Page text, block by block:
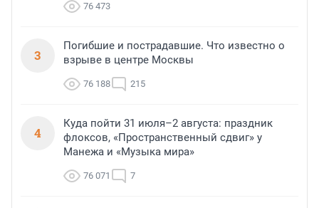
76 473
3
Погибшие и пострадавшие. Что известно о
взрыве в центре Москвы
76 188 215
4
Куда пойти 31 июля–2 августа: праздник
флоксов, «Пространственный сдвиг» у
Манежа и «Музыка мира»
76 071 7